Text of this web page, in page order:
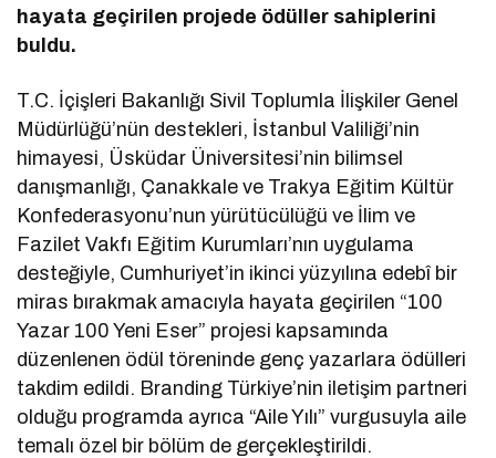
hayata geçirilen projede ödüller sahiplerini
buldu.
T.C. İçişleri Bakanlığı Sivil Toplumla İlişkiler Genel
Müdürlüğü’nün destekleri, İstanbul Valiliği’nin
himayesi, Üsküdar Üniversitesi’nin bilimsel
danışmanlığı, Çanakkale ve Trakya Eğitim Kültür
Konfederasyonu’nun yürütücülüğü ve İlim ve
Fazilet Vakfı Eğitim Kurumları’nın uygulama
desteğiyle, Cumhuriyet’in ikinci yüzyılına edebî bir
miras bırakmak amacıyla hayata geçirilen “100
Yazar 100 Yeni Eser” projesi kapsamında
düzenlenen ödül töreninde genç yazarlara ödülleri
takdim edildi. Branding Türkiye’nin iletişim partneri
olduğu programda ayrıca “Aile Yılı” vurgusuyla aile
temalı özel bir bölüm de gerçekleştirildi.